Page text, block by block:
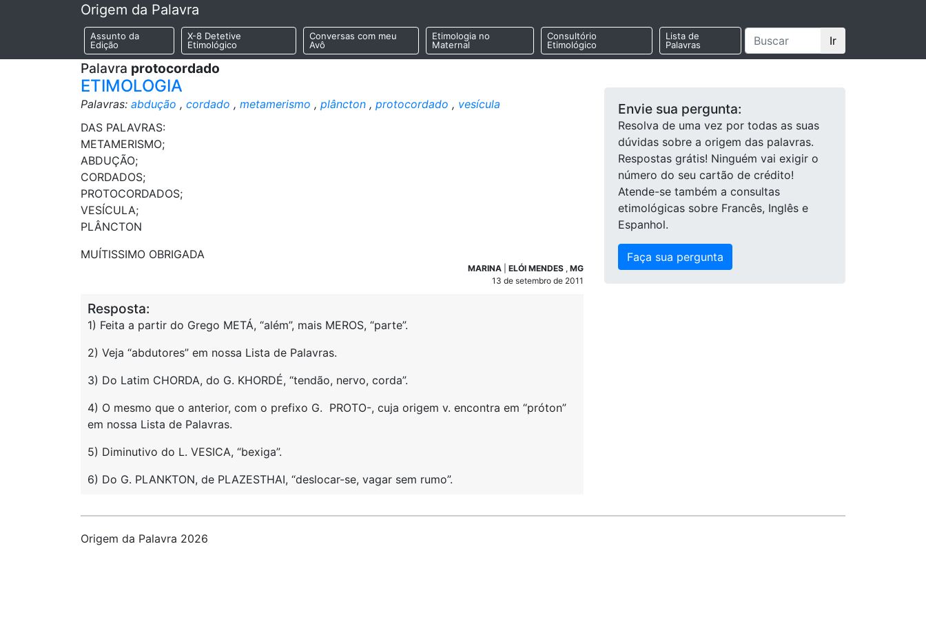
Origem da Palavra
Assunto da
Edição
X-8 Detetive
Etimológico
Conversas com meu
Avô
Etimologia no
Maternal
Consultório
Etimológico
Lista de
Palavras
Ir
Palavra protocordado
ETIMOLOGIA
Palavras: abdução , cordado , metamerismo , plâncton , protocordado , vesícula
DAS PALAVRAS:
METAMERISMO;
ABDUÇÃO;
CORDADOS;
PROTOCORDADOS;
VESÍCULA;
PLÂNCTON
MUÍTISSIMO OBRIGADA
MARINA ELÓI MENDES , MG
13 de setembro de 2011
Resposta:
1) Feita a partir do Grego METÁ, “além”, mais MEROS, “parte”.
2) Veja “abdutores” em nossa Lista de Palavras.
3) Do Latim CHORDA, do G. KHORDÉ, “tendão, nervo, corda”.
4) O mesmo que o anterior, com o prefixo G. PROTO-, cuja origem v. encontra em “próton”
em nossa Lista de Palavras.
5) Diminutivo do L. VESICA, “bexiga”.
6) Do G. PLANKTON, de PLAZESTHAI, “deslocar-se, vagar sem rumo”.
Envie sua pergunta:
Resolva de uma vez por todas as suas
dúvidas sobre a origem das palavras.
Respostas grátis! Ninguém vai exigir o
número do seu cartão de crédito!
Atende-se também a consultas
etimológicas sobre Francês, Inglês e
Espanhol.
Faça sua pergunta
Origem da Palavra 2026